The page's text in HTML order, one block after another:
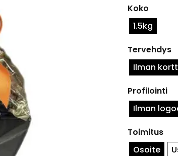
Koko
1.5kg
Tervehdys
Ilman
Profilointi
Ilman
Toimitus
Osoite
tarjotin
Musta
määrä